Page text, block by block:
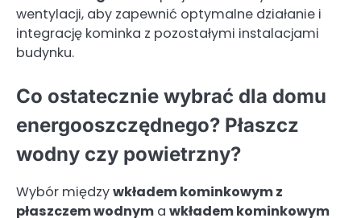
wentylacji, aby zapewnić optymalne działanie i
integrację kominka z pozostałymi instalacjami
budynku.
Co ostatecznie wybrać dla domu
energooszczędnego? Płaszcz
wodny czy powietrzny?
Wybór międzywkładem kominkowym z
płaszczem wodnym a wkładem kominkowym